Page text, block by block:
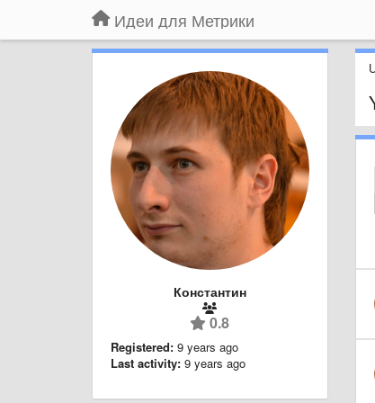
Идеи для Метрики
Константин
0.8
Registered: 9 years ago
Last activity: 9 years ago